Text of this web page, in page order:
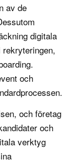
av de
digitala
och
och företag
och
verktyg